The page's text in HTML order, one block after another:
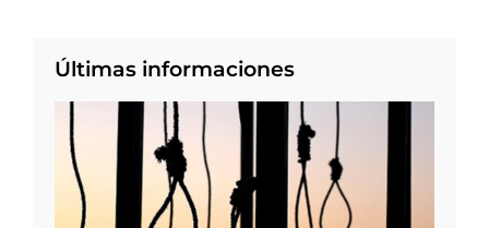
Últimas informaciones